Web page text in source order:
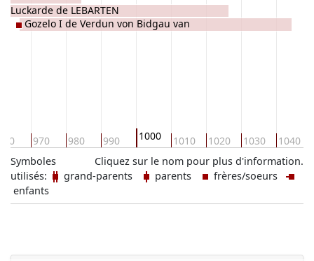
970 980 990 1000 1010 1020 1030 1040
Luckarde de LEBARTEN
Gozelo I de Verdun von Bidgau van
Cliquez sur le nom pour plus d'information.
Symboles
utilisés:
grand-parents parents
frères/soeurs
enfants